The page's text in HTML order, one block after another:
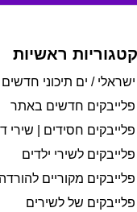
קטגוריות ראשיות
ישראלי / ים תיכוני חדשים
פלייבקים חדשים באתר
פלייבקים חסידים | שירי
פלייבקים לשירי ילדים
פלייבקים מקוריים
פלייבקים של לשירים